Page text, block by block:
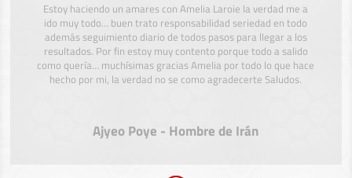
Estoy haciendo un amares con Amelia Laroie la verdad me a
ido muy todo… buen trato responsabilidad seriedad en todo
además seguimiento diario de todos pasos para llegar a los
resultados. Por fin estoy muy contento porque todo a salido
como quería… muchísimas gracias Amelia por todo lo que hace
hecho por mi, la verdad no se como agradecerte Saludos.
Ajyeo Poye - Hombre de Irán